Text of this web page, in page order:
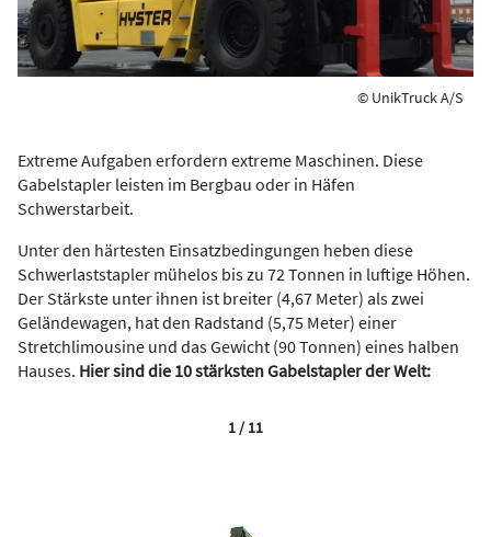
© UnikTruck A/S
Extreme Aufgaben erfordern extreme Maschinen. Diese
Gabelstapler leisten im Bergbau oder in Häfen
Schwerstarbeit.
Unter den härtesten Einsatzbedingungen heben diese
Schwerlaststapler mühelos bis zu 72 Tonnen in luftige Höhen.
Der Stärkste unter ihnen ist breiter (4,67 Meter) als zwei
Geländewagen, hat den Radstand (5,75 Meter) einer
Stretchlimousine und das Gewicht (90 Tonnen) eines halben
Hauses. Hier sind die 10 stärksten Gabelstapler der Welt:
1 / 11